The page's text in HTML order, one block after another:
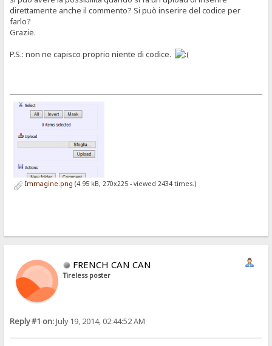
direttamente anche il commento? Si può inserire del codice per
farlo?
Grazie.
P.S.: non ne capisco proprio niente di codice.
Immagine.png (4.95 kB, 270x225 - viewed 2434 times.)
FRENCH CAN CAN
Tireless poster
Reply #1 on:July 19, 2014, 02:44:52 AM